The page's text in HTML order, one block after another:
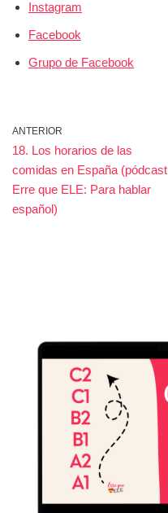
Instagram
Facebook
Grupo de Facebook
ANTERIOR
18. Los horarios de las
comidas en España (pódcast
Erre que ELE: Para hablar
español)